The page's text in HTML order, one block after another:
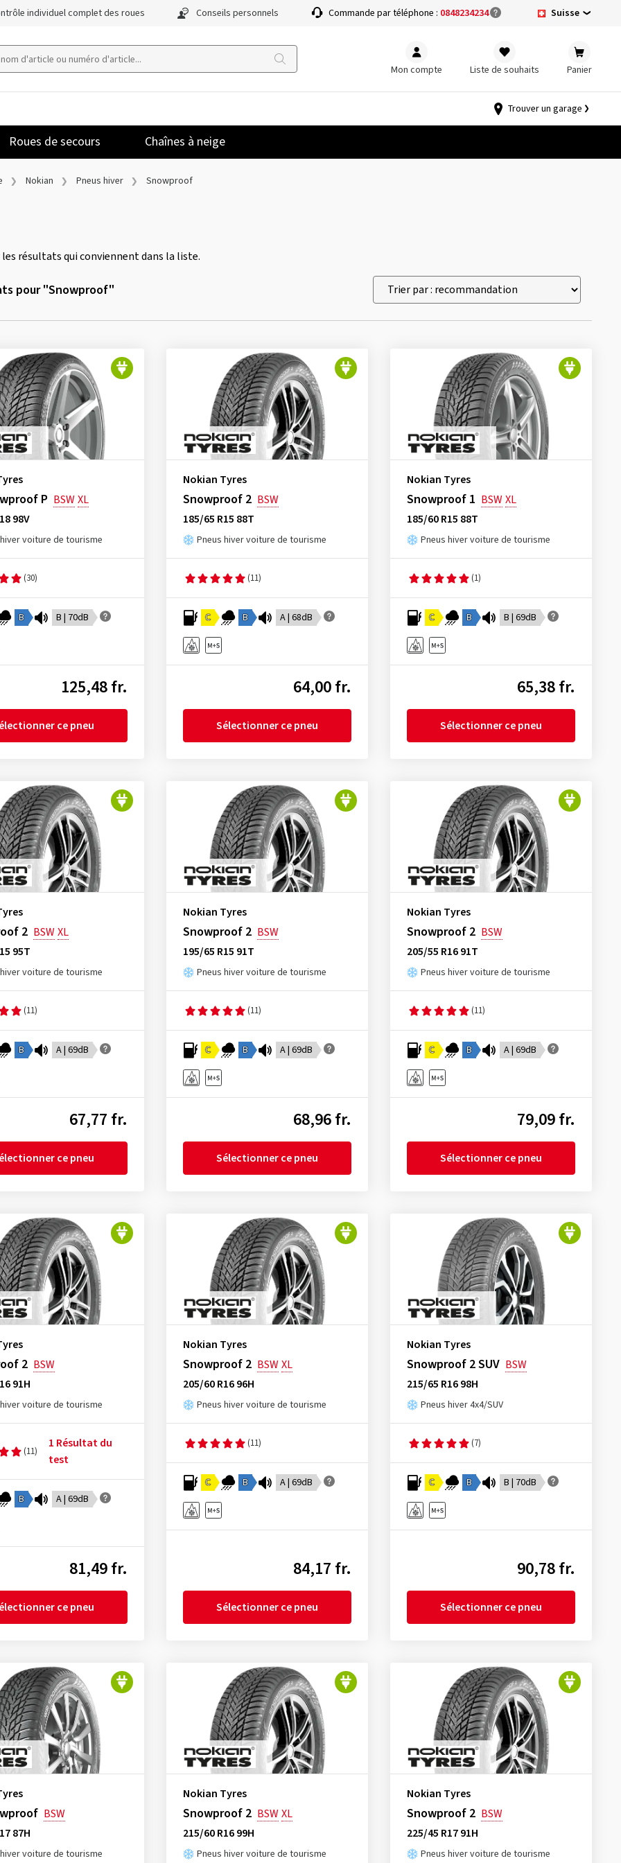
individuel complet des roues Conseils personnels Commande par téléphone : 0848234234 Suisse
Mon compte Liste de souhaits Panier
Roues de secours Chaînes à neige
Trouver un garage
Nokian Pneus hiver Snowproof
résultats qui conviennent dans la liste.
pour "Snowproof"
P BSWXL
98V
voiture de tourisme
(30)
B B | 70dB
125,48 fr.
ce pneu
Nokian Tyres
Snowproof 2 BSW
185/65 R15 88T
Pneus hiver voiture de tourisme
(11)
C B A | 68dB
64,00 fr.
Sélectionner ce pneu
Nokian Tyres
Snowproof 1 BSWXL
185/60 R15 88T
Pneus hiver voiture de tourisme
(1)
C B B | 69dB
65,38 fr.
Sélectionner ce pneu
2 BSWXL
95T
voiture de tourisme
(11)
B A | 69dB
67,77 fr.
ce pneu
Nokian Tyres
Snowproof 2 BSW
195/65 R15 91T
Pneus hiver voiture de tourisme
(11)
C B A | 69dB
68,96 fr.
Sélectionner ce pneu
Nokian Tyres
Snowproof 2 BSW
205/55 R16 91T
Pneus hiver voiture de tourisme
(11)
C B A | 69dB
79,09 fr.
Sélectionner ce pneu
2 BSW
91H
voiture de tourisme
(11)
1 Résultat du
test
B A | 69dB
81,49 fr.
ce pneu
Nokian Tyres
Snowproof 2 BSWXL
205/60 R16 96H
Pneus hiver voiture de tourisme
(11)
C B A | 69dB
84,17 fr.
Sélectionner ce pneu
Nokian Tyres
Snowproof 2 SUV BSW
215/65 R16 98H
Pneus hiver 4x4/SUV
(7)
C B B | 70dB
90,78 fr.
Sélectionner ce pneu
BSW
87H
voiture de tourisme
Nokian Tyres
Snowproof 2 BSWXL
215/60 R16 99H
Pneus hiver voiture de tourisme
Nokian Tyres
Snowproof 2 BSW
225/45 R17 91H
Pneus hiver voiture de tourisme